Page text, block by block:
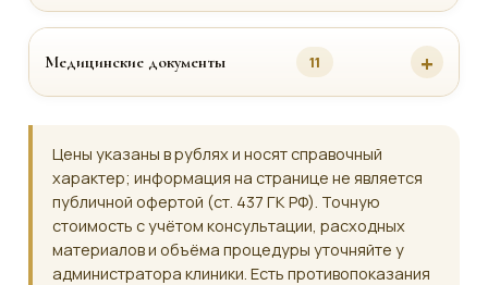
Медицинские документы 11
Цены указаны в рублях и носят справочный
характер; информация на странице не является
публичной офертой (ст. 437 ГК РФ). Точную
стоимость с учётом консультации, расходных
материалов и объёма процедуры уточняйте у
администратора клиники. Есть противопоказания